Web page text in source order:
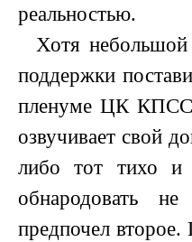
реальностью.
Хотя
поддержки
пленуме ЦК КПСС
озвучивает свой
либо тот тихо и
обнародовать
предпочел